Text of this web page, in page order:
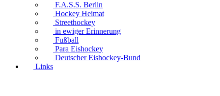
F.A.S.S. Berlin
Hockey Heimat
Streethockey
in ewiger Erinnerung
Fußball
Para Eishockey
Deutscher Eishockey-Bund
Links